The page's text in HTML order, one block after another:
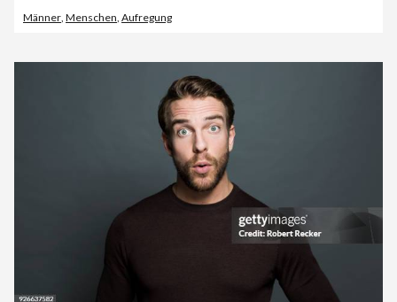
Männer, Menschen, Aufregung